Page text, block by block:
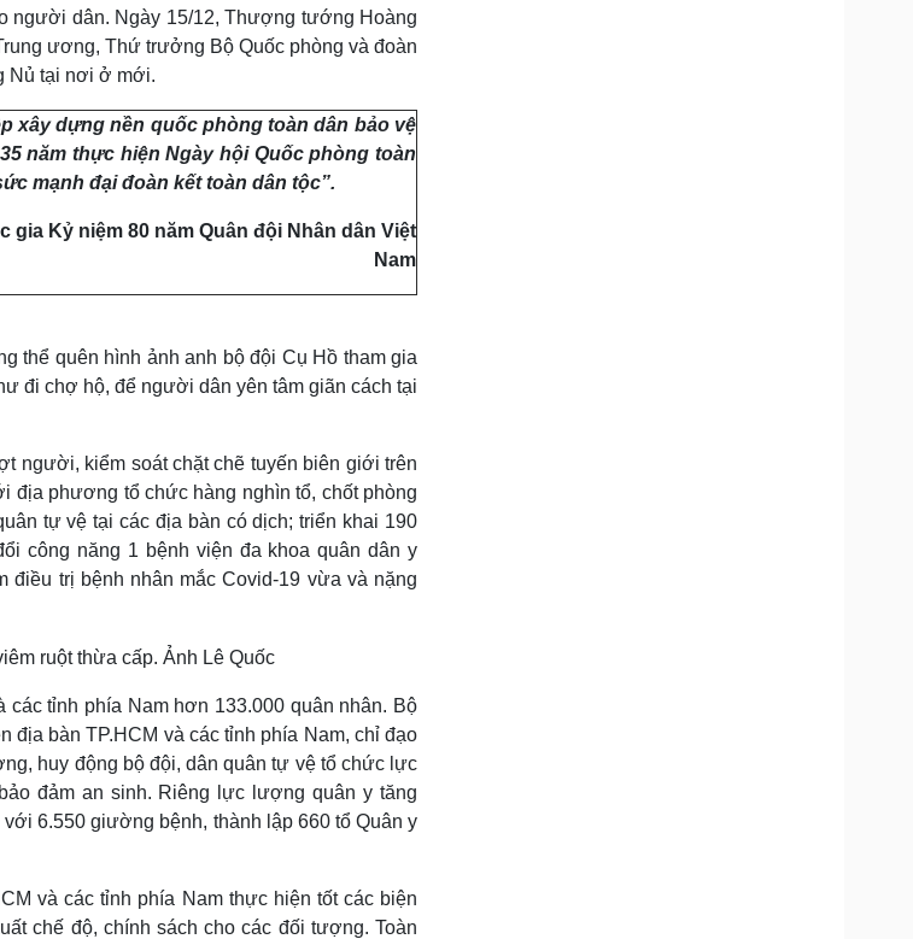
người dân. Ngày 15/12, Thượng tướng Hoàng
ương, Thứ trưởng Bộ Quốc phòng và đoàn
Nủ tại nơi ở mới.
xây dựng nền quốc phòng toàn dân bảo vệ
năm thực hiện Ngày hội Quốc phòng toàn
mạnh đại đoàn kết toàn dân tộc”.
Kỷ niệm 80 năm Quân đội Nhân dân Việt
Nam
thể quên hình ảnh anh bộ đội Cụ Hồ tham gia
đi chợ hộ, để người dân yên tâm giãn cách tại
người, kiểm soát chặt chẽ tuyến biên giới trên
địa phương tổ chức hàng nghìn tổ, chốt phòng
tự vệ tại các địa bàn có dịch; triển khai 190
công năng 1 bệnh viện đa khoa quân dân y
điều trị bệnh nhân mắc Covid-19 vừa và nặng
tỉnh phía Nam hơn 133.000 quân nhân. Bộ
địa bàn TP.HCM và các tỉnh phía Nam, chỉ đạo
huy động bộ đội, dân quân tự vệ tổ chức lực
đảm an sinh. Riêng lực lượng quân y tăng
6.550 giường bệnh, thành lập 660 tổ Quân y
và các tỉnh phía Nam thực hiện tốt các biện
chế độ, chính sách cho các đối tượng. Toàn